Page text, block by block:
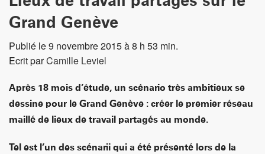
Grand Genève
Publié le 9 novembre 2015 à 8 h 53 min.
Ecrit parCamille Leviel
Après 18 mois d’étude, un scénario très ambitieux se
dessine pour le Grand Genève : créer le premier réseau
maillé de lieux de travail partagés au monde.
Tel est l’un des scénarii qui a été présenté lors de la